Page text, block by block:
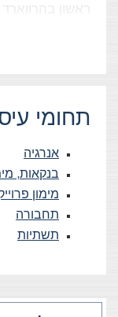
קולומביה, ניו
הברית.
תחומי
אנרגיה
בנקאות,
מימון
תחבורה
תשתיות